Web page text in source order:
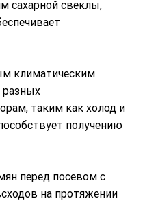
сахарной свеклы,
климатическим
разных
таким как холод и
получению
перед посевом с
на протяжении